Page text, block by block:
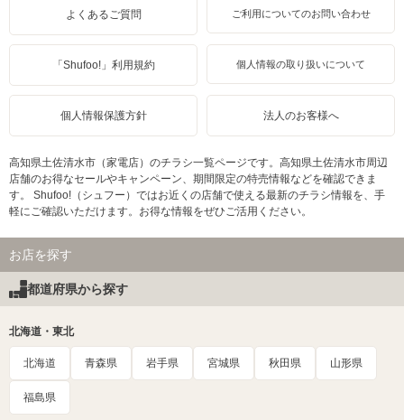
よくあるご質問 ご利用についてのお問い合わせ
「Shufoo!」利用規約 個人情報の取り扱いについて
個人情報保護方針 法人のお客様へ
高知県土佐清水市（家電店）のチラシ一覧ページです。高知県土佐清水市周辺
店舗のお得なセールやキャンペーン、期間限定の特売情報などを確認できま
す。 Shufoo!（シュフー）ではお近くの店舗で使える最新のチラシ情報を、手
軽にご確認いただけます。お得な情報をぜひご活用ください。
お店を探す
都道府県から探す
北海道・東北
北海道 青森県 岩手県 宮城県 秋田県 山形県
福島県